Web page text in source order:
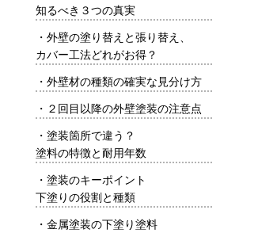
知るべき３つの真実
・ 外壁の塗り替えと張り替え、
カバー工法どれがお得？
・ 外壁材の種類の確実な見分け方
・ ２回目以降の外壁塗装の注意点
・ 塗装箇所で違う？
塗料の特徴と耐用年数
・ 塗装のキーポイント
下塗りの役割と種類
・ 金属塗装の下塗り塗料